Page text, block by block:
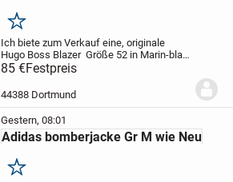
Merken
Ich biete zum Verkauf eine, originale
Hugo Boss Blazer Größe 52 in Marin-blau
Eine sportlich-elegante jacke mit regulär
Schnitt. Sie ist leicht, atmungsaktiv.
Jackenur paar mal kurz...
85 €Festpreis
44388 Dortmund
Gestern, 08:01
Adidas bomberjacke Gr M wie Neu
Merken